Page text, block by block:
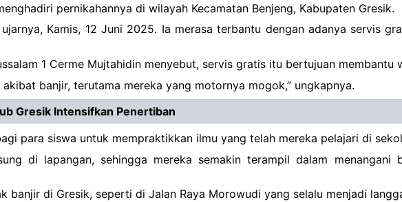
pernikahannya di wilayah Kecamatan Benjeng, Kabupaten Gresik.
Kamis, 12 Juni 2025. Ia merasa terbantu dengan adanya servis
1 Cerme Mujtahidin menyebut, servis gratis itu bertujuan membantu
banjir, terutama mereka yang motornya mogok,” ungkapnya.
Gresik Intensifkan Penertiban
para siswa untuk mempraktikkan ilmu yang telah mereka pelajari di
di lapangan, sehingga mereka semakin terampil dalam menangani
di Gresik, seperti di Jalan Raya Morowudi yang selalu menjadi